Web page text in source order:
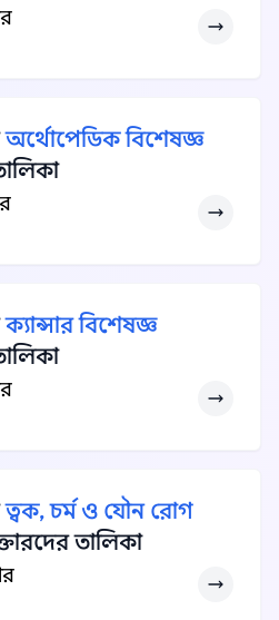
অর্থোপেডিক বিশেষজ্ঞ
ক্যান্সার বিশেষজ্ঞ
ত্বক, চর্ম ও যৌন রোগ
তালিকা